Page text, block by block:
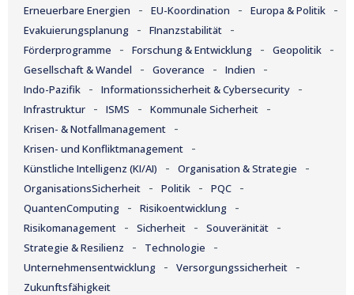
Erneuerbare Energien - EU-Koordination - Europa & Politik -
Evakuierungsplanung - FInanzstabilität -
Förderprogramme - Forschung & Entwicklung - Geopolitik -
Gesellschaft & Wandel - Goverance - Indien -
Indo-Pazifik - Informationssicherheit & Cybersecurity -
Infrastruktur - ISMS - Kommunale Sicherheit -
Krisen- & Notfallmanagement -
Krisen- und Konfliktmanagement -
Künstliche Intelligenz (KI/AI) - Organisation & Strategie -
OrganisationsSicherheit - Politik - PQC -
QuantenComputing - Risikoentwicklung -
Risikomanagement - Sicherheit - Souveränität -
Strategie & Resilienz - Technologie -
Unternehmensentwicklung - Versorgungssicherheit -
Zukunftsfähigkeit